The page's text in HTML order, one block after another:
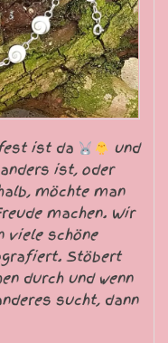
ist da
und
ist, oder
möchte man
machen. Wir
viele schöne
Stöbert
durch und wenn
sucht, dann